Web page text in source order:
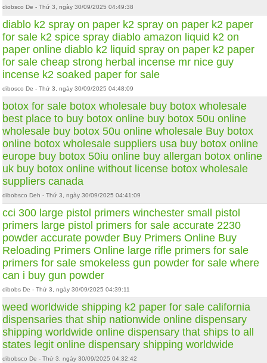
diobsco De - Thứ 3, ngày 30/09/2025 04:49:38
diablo k2 spray on paper k2 spray on paper k2 paper
for sale k2 spice spray diablo amazon liquid k2 on
paper online diablo k2 liquid spray on paper k2 paper
for sale cheap strong herbal incense mr nice guy
incense k2 soaked paper for sale
dibosco De - Thứ 3, ngày 30/09/2025 04:48:09
botox for sale botox wholesale buy botox wholesale
best place to buy botox online buy botox 50u online
wholesale buy botox 50u online wholesale Buy botox
online botox wholesale suppliers usa buy botox online
europe buy botox 50iu online buy allergan botox online
uk buy botox online without license botox wholesale
suppliers canada
dibobsco Deh - Thứ 3, ngày 30/09/2025 04:41:09
cci 300 large pistol primers winchester small pistol
primers large pistol primers for sale accurate 2230
powder accurate powder Buy Primers Online Buy
Reloading Primers Online large rifle primers for sale
primers for sale smokeless gun powder for sale where
can i buy gun powder
dibobs De - Thứ 3, ngày 30/09/2025 04:39:11
weed worldwide shipping k2 paper for sale california
dispensaries that ship nationwide online dispensary
shipping worldwide online dispensary that ships to all
states legit online dispensary shipping worldwide
dibobsco De - Thứ 3, ngày 30/09/2025 04:32:42